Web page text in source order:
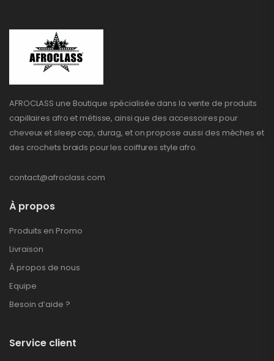
AFROCLASS une Boutique spécialisée dans la vente de produits
capillaires afro et métisse, ainsi que des accessoires pour
cheveux et sleep cap, durag, et on propose aussi des mèches et
des crochets braids pour les coiffures style afro.
contact@afroclass.com
À propos
Produits en Promo
Livraison
À propos de nous
Equipe
Besoin d’aide ?
Service client